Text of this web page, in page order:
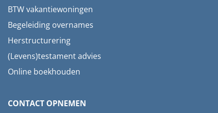
BTW vakantiewoningen
Begeleiding overnames
Herstructurering
(Levens)testament advies
Online boekhouden
CONTACT OPNEMEN